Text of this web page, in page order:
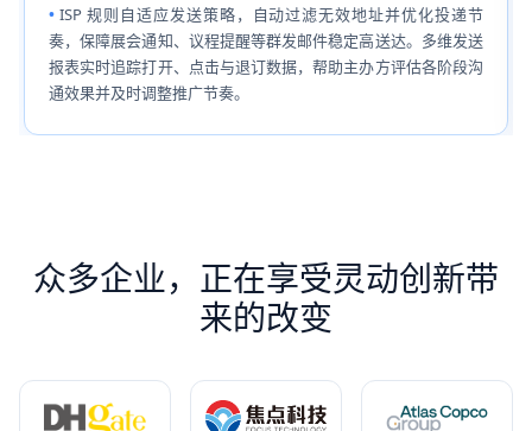
ISP 规则自适应发送策略，自动过滤无效地址并优化投递节
奏，保障展会通知、议程提醒等群发邮件稳定高送达。多维发送
报表实时追踪打开、点击与退订数据，帮助主办方评估各阶段沟
通效果并及时调整推广节奏。
众多企业，正在享受灵动创新带
来的改变